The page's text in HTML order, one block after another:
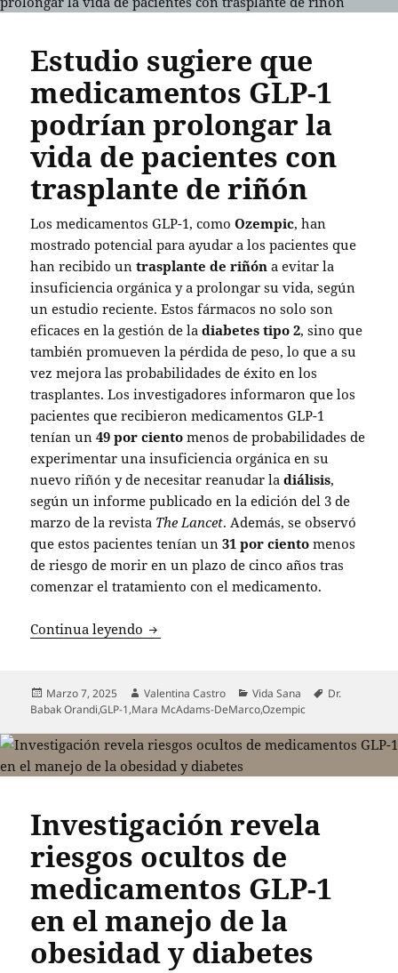
Estudio sugiere que
medicamentos GLP-1
podrían prolongar la
vida de pacientes con
trasplante de riñón
Los medicamentos GLP-1, comoOzempic, han
mostrado potencial para ayudar a los pacientes que
han recibido untrasplante de riñón a evitar la
insuficiencia orgánica y a prolongar su vida, según
un estudio reciente. Estos fármacos no solo son
eficaces en la gestión de ladiabetes tipo 2, sino que
también promueven la pérdida de peso, lo que a su
vez mejora las probabilidades de éxito en los
trasplantes. Los investigadores informaron que los
pacientes que recibieron medicamentos GLP-1
tenían un49 por ciento menos de probabilidades de
experimentar una insuficiencia orgánica en su
nuevo riñón y de necesitar reanudar ladiálisis,
según un informe publicado en la edición del 3 de
marzo de la revista The Lancet. Además, se observó
que estos pacientes tenían un31 por ciento menos
de riesgo de morir en un plazo de cinco años tras
comenzar el tratamiento con el medicamento.
Continua leyendo Estudio sugiere que medicamentos
Publicado
el
Marzo 7, 2025 Autor
Valentina Castro Categorías
Vida Sana Etiquetas
Dr.
Babak Orandi,GLP-1,Mara McAdams-DeMarco,Ozempic
Investigación revela
riesgos ocultos de
medicamentos GLP-1
en el manejo de la
obesidad y diabetes